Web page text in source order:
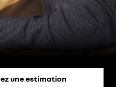
une estimation